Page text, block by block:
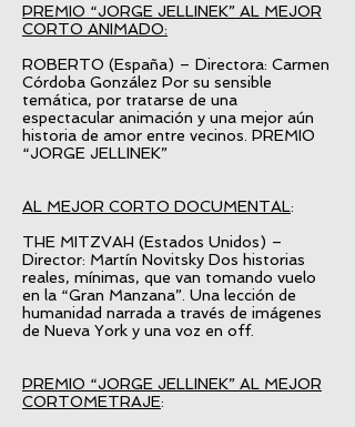
PREMIO “JORGE JELLINEK” AL MEJOR
CORTO ANIMADO:
ROBERTO (España) – Directora: Carmen
Córdoba González Por su sensible
temática, por tratarse de una
espectacular animación y una mejor aún
historia de amor entre vecinos. PREMIO
“JORGE JELLINEK”
AL MEJOR CORTO DOCUMENTAL:
THE MITZVAH (Estados Unidos) –
Director: Martín Novitsky Dos historias
reales, mínimas, que van tomando vuelo
en la “Gran Manzana”. Una lección de
humanidad narrada a través de imágenes
de Nueva York y una voz en off.
PREMIO “JORGE JELLINEK” AL MEJOR
CORTOMETRAJE: